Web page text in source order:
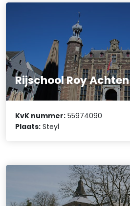
Rijschool Roy Achten
KvK nummer: 55974090
Plaats: Steyl